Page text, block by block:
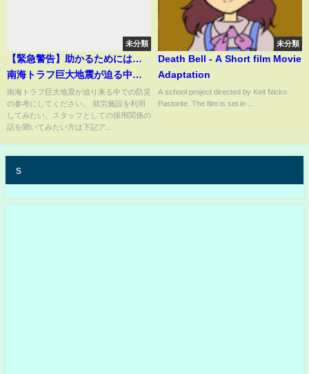
未分類
【緊急警告】助かるためには…
南海トラフ巨大地震が迫る中で
今すべきことを消防レスキュー
が徹底解説
南海トラフ巨大地震が迫り来る中での防災
の参考にしてください。 就労施設を利用
してみたい、スタッフとしての採用関係の
話を聞いてみたい方は下記ア...
未分類
Death Bell - A Short film Movie
Adaptation
A school project directed by Keit Nicko
Pastorite. The film is set in ...
s